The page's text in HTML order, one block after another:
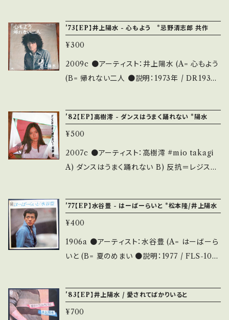
s/14252144 お知らせ等は、About 画面にてご
se it if you understand that it is second
hand. *詳しくは、商品列に並ぶ ■■■状態・説
B/A (国内盤)* 【About the state/状態説明】
S・新品未開封など A・綺麗・キズ等も無く、痛み
も薄い B・多少痛み・キズなど見られる C・痛み
多・キズ多く痛み多 その他、+ - で補足していま
you understand that it is second hand. *
詳しくは、商品列に並ぶ ■■■状態・説明 / 発
'73【EP】井上陽水 - 心もよう *忌野清志郎 共作
¥300
2009c ●アーティスト：井上陽水 (A= 心もよう
(B= 帰れない二人 ●説明：1973年 / DR1936 /
説明の見方】 商品列に並ぶ ■状態・説明 / 発送
について■ をご覧ください。 お知らせ等は、Abo
ut 画面にてご確認ください。
'82【EP】高樹澪 - ダンスはうまく踊れない *陽水
¥500
2007c ●アーティスト：高樹澪 #mio takagi
A) ダンスはうまく踊れない B) 反抗＝レジスタ
態：ジャケ/盤：B/B+ (国内盤) * 【状態説明の見
方】 商品列に並ぶ ■状態・説明 / 発送について
■ をご覧ください。 お知らせ等は、About 画面
にてご確認ください。
'77【EP】水谷豊 - はーばーらいと *松本隆/井上陽水
¥400
1906a ●アーティスト：水谷豊 (A= はーばーら
いと (B= 夏のめまい ●説明：1977 / FLS-1001
ケ黄しみ 【状態説明の見方】 商品列に並ぶ ■
状態・説明 / 発送について■ をご覧ください。
'83【EP】井上陽水 / 愛されてばかりいると
¥700